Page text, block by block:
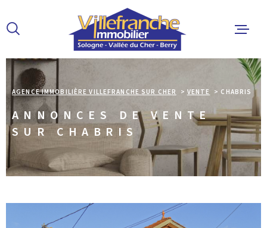
menu
contenu
ACCUEIL
ACHETER
LOUER
ALERTE
AGENCE IMMOBILIÈRE VILLEFRANCHE SUR CHER VENTE CHABRIS
ANNONCES DE VENTE
SUR CHABRIS